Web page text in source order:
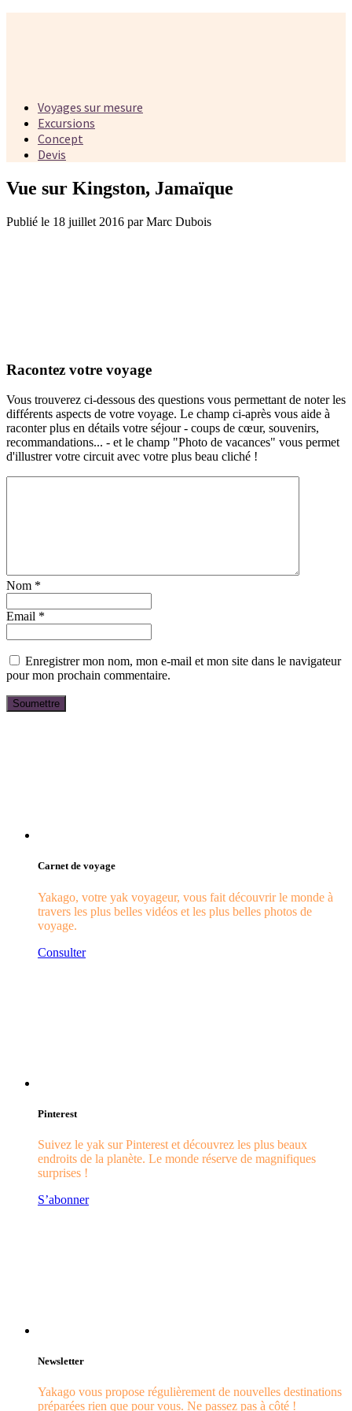
Voyages sur mesure
Excursions
Concept
Devis
Vue sur Kingston, Jamaïque
Publié le 18 juillet 2016 par Marc Dubois
Racontez votre voyage
Vous trouverez ci-dessous des questions vous permettant de noter les
différents aspects de votre voyage. Le champ ci-après vous aide à
raconter plus en détails votre séjour - coups de cœur, souvenirs,
recommandations... - et le champ "Photo de vacances" vous permet
d'illustrer votre circuit avec votre plus beau cliché !
Nom *
Email *
Enregistrer mon nom, mon e-mail et mon site dans le navigateur
pour mon prochain commentaire.
Carnet de voyage
Yakago, votre yak voyageur, vous fait découvrir le monde à
travers les plus belles vidéos et les plus belles photos de
voyage.
Consulter
Pinterest
Suivez le yak sur Pinterest et découvrez les plus beaux
endroits de la planète. Le monde réserve de magnifiques
surprises !
S’abonner
Newsletter
Yakago vous propose régulièrement de nouvelles destinations
préparées rien que pour vous. Ne passez pas à côté !